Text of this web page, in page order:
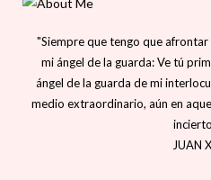
"Siempre que tengo que
mi ángel de la guarda: Ve tú
ángel de la guarda de mi
medio extraordinario, aún en
JUAN